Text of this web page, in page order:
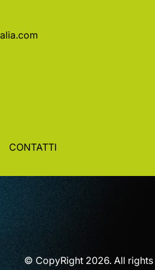
CONTATTI
© CopyRight 2026. All rights